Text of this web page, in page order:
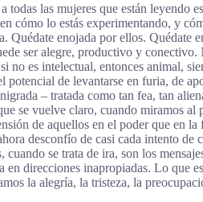
todas las mujeres que están leyendo
cómo lo estás experimentando, y
Quédate enojada por ellos. Quédate
ser alegre, productivo y
no es intelectual, entonces animal,
potencial de levantarse en furia, de
– tratada como tan fea, tan
se vuelve claro, cuando miramos al
de aquellos en el poder que en
desconfío de casi cada intento
cuando se trata de ira, son los
en direcciones inapropiadas. Lo que
la alegría, la tristeza, la